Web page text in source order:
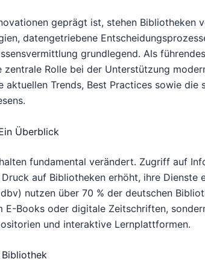
geprägt ist, stehen Bibliotheken
datengetriebene
grundlegend. Als
zentrale Rolle bei der Unterstützung
Trends, Best Practices sowie
Überblick
fundamental verändert. Zugriff auf
auf Bibliotheken erhöht, ihre Dienste
nutzen über 70 % der deutschen
E-Books oder digitale Zeitschriften,
und interaktive Lernplattformen.